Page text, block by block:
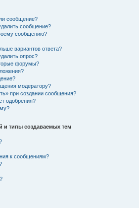
сообщение?
сообщение?
сообщению?
вариантов ответа?
опрос?
форумы?
модератору?
при создании сообщения?
одобрения?
и типы создаваемых тем
к сообщениям?